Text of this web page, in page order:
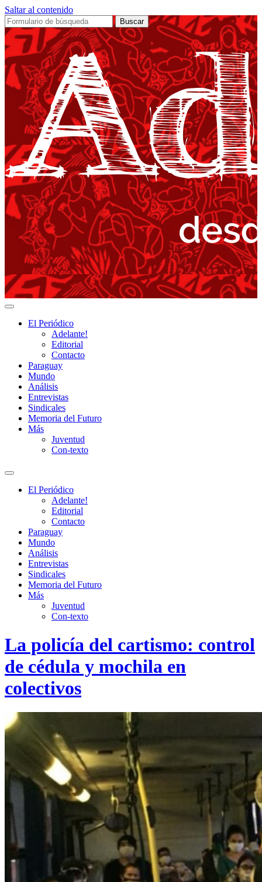
Saltar al contenido
Buscar:
Adelante!
El Periódico
Adelante!
Editorial
Contacto
Paraguay
Mundo
Análisis
Entrevistas
Sindicales
Memoria del Futuro
Más
Juventud
Con-texto
Alternar
campoEl Periódico
Adelante!
Editorial
Contacto
Paraguay
Mundo
Análisis
Entrevistas
Sindicales
Memoria del Futuro
Más
Juventud
Con-texto
La policía del cartismo: control
de cédula y mochila en
colectivos